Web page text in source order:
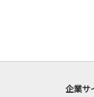
企業サ